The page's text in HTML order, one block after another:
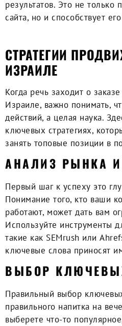
результатов. Это не только
сайта, но и способствует
СТРАТЕГИИ
ИЗРАИЛЕ
Когда речь заходит о
Израиле, важно понимать,
действий, а целая наука.
ключевых стратегиях,
занять топовые позиции в
АНАЛИЗ РЫНКА
Первый шаг к успеху это
Понимание того, кто ваши
работают, может дать вам
Используйте инструменты
такие как SEMrush или
ключевые слова приносят
ВЫБОР
Правильный выбор
правильного напитка на
выберете что-то